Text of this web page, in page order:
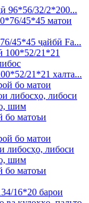
96*56/32/2*200...
45*45 ҷайбӣ Fa...
21*21 халта...
бо матоъи
бо матоъи